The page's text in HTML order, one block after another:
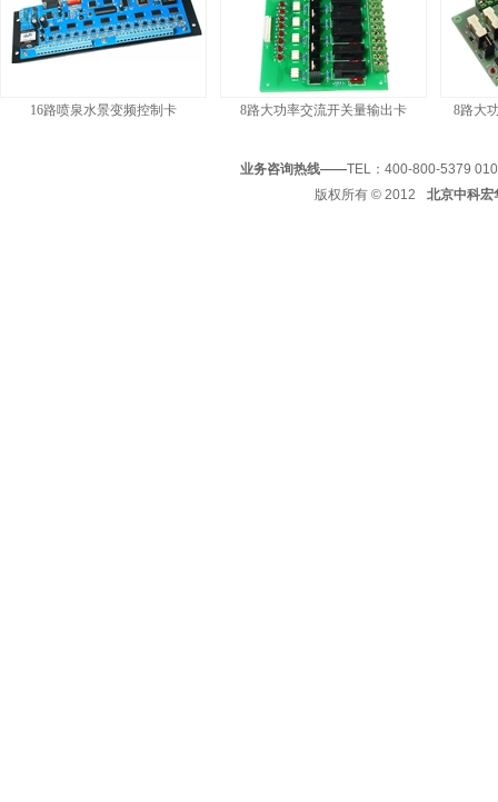
16路喷泉水景变频控制卡 8路大功率交流开关量输出卡 8路大
业务咨询热线——TEL：400-800-5379
版权所有 © 2012 北京中科宏